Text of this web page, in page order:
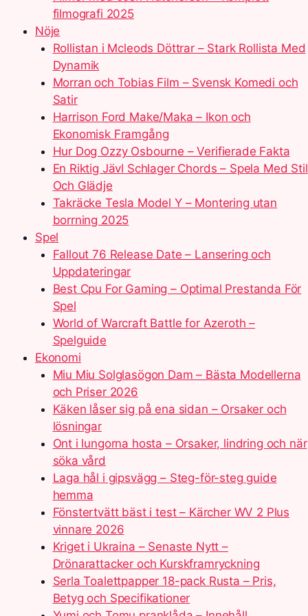
filmografi 2025
Nöje
Rollistan i Mcleods Döttrar – Stark Rollista Med
Dynamik
Morran och Tobias Film – Svensk Komedi och
Satir
Harrison Ford Make/Maka – Ikon och
Ekonomisk Framgång
Hur Dog Ozzy Osbourne – Verifierade Fakta
En Riktig Jävl Schlager Chords – Spela Med Stil
Och Glädje
Takräcke Tesla Model Y – Montering utan
borrning 2025
Spel
Fallout 76 Release Date – Lansering och
Uppdateringar
Best Cpu For Gaming – Optimal Prestanda För
Spel
World of Warcraft Battle for Azeroth –
Spelguide
Ekonomi
Miu Miu Solglasögon Dam – Bästa Modellerna
och Priser 2026
Käken låser sig på ena sidan – Orsaker och
lösningar
Ont i lungorna hosta – Orsaker, lindring och när
söka vård
Laga hål i gipsvägg – Steg-för-steg guide
hemma
Fönstertvätt bäst i test – Kärcher WV 2 Plus
vinnare 2026
Kriget i Ukraina – Senaste Nytt –
Drönarattacker och Kurskframryckning
Serla Toalettpapper 18-pack Rusta – Pris,
Betyg och Specifikationer